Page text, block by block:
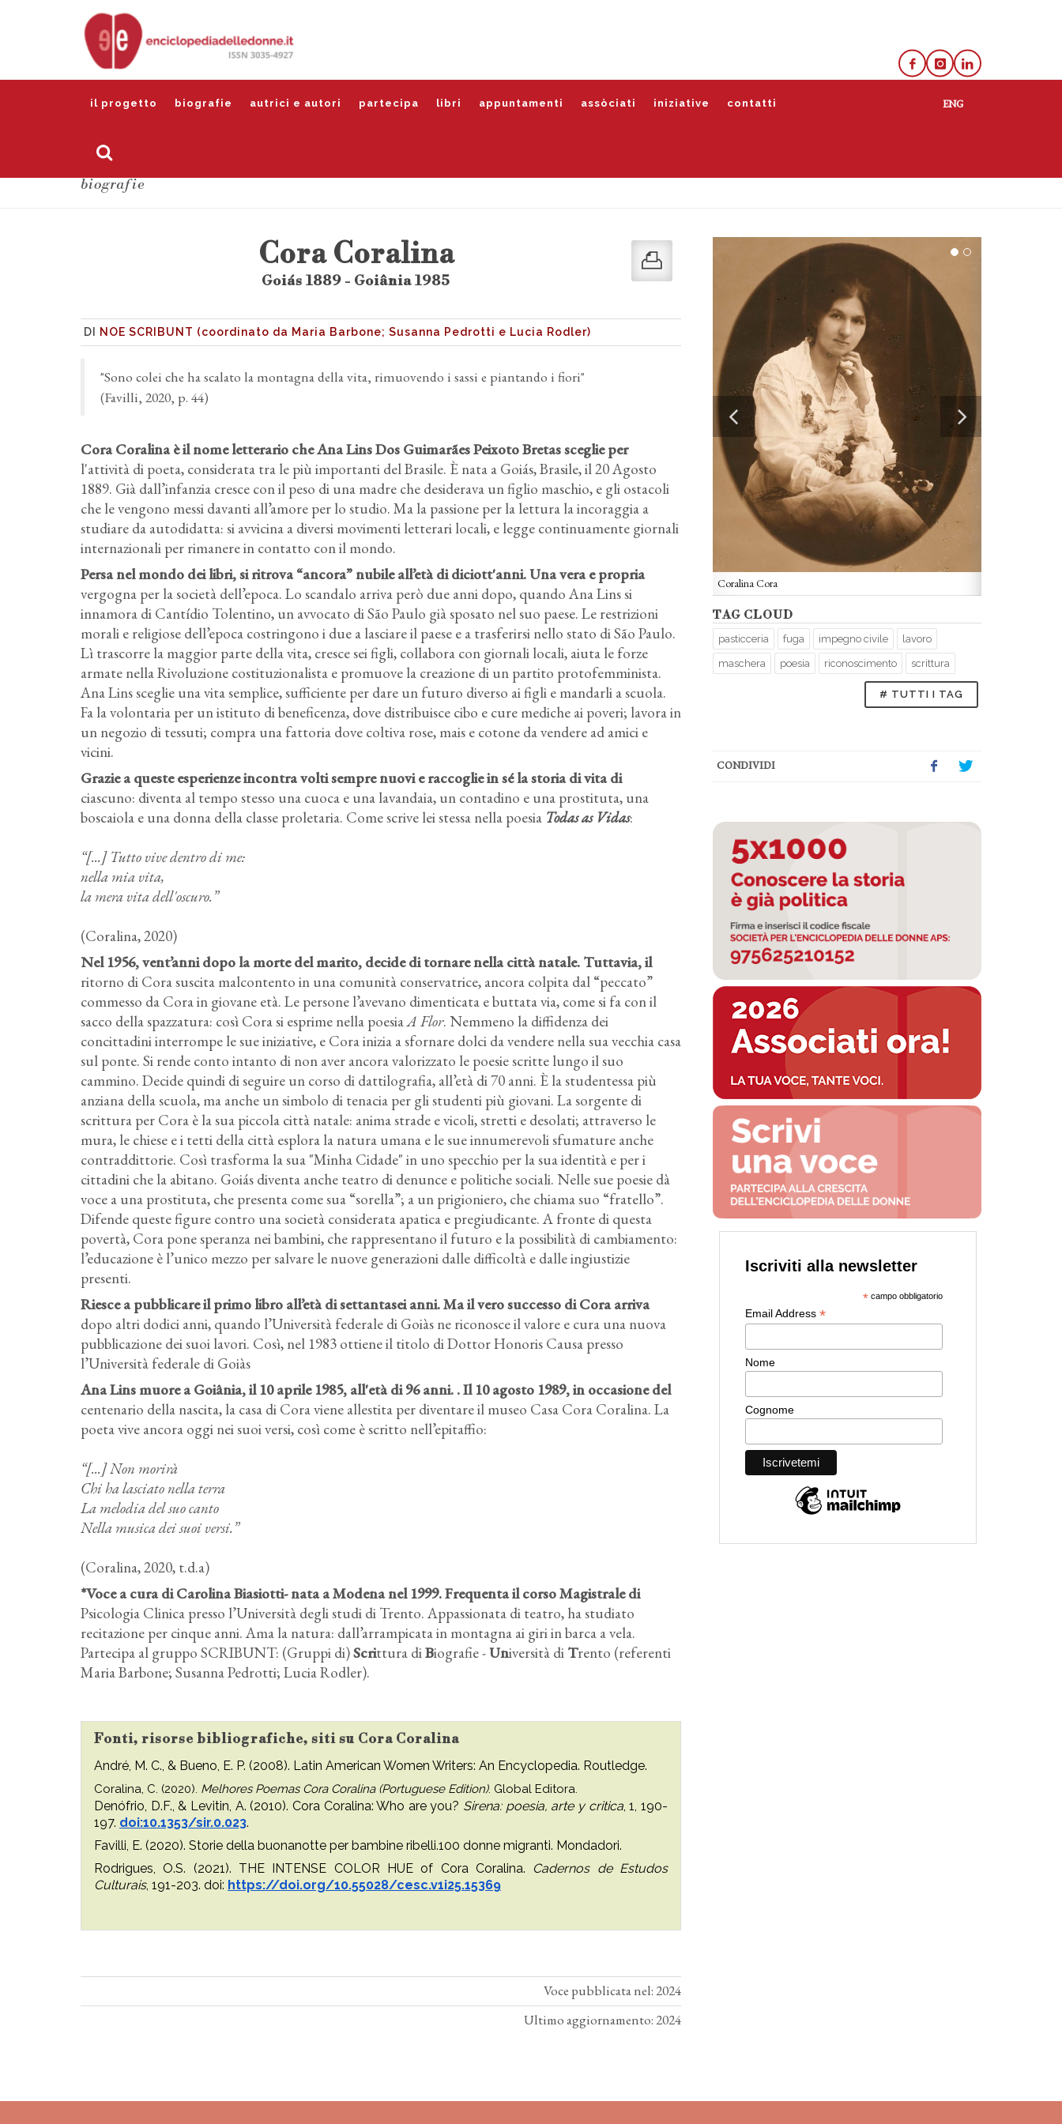
il progetto biografie autrici e autori partecipa libri appuntamenti assòciati iniziative contatti
biografie
Coralina Cora
Coralina Cora
TAG CLOUD
pasticceria fuga impegno civile lavoro
maschera poesia riconoscimento scrittura
# TUTTI I TAG
CONDIVIDI
Cora Coralina
Goiás 1889 - Goiânia 1985
DI NOE SCRIBUNT (coordinato da Maria Barbone; Susanna Pedrotti e Lucia Rodler)
"Sono colei che ha scalato la montagna della vita, rimuovendo i sassi e piantando i fiori"
(Favilli, 2020, p. 44)
Cora Coralina è il nome letterario che Ana Lins Dos Guimarães Peixoto Bretas sceglie per
l'attività di poeta, considerata tra le più importanti del Brasile. È nata a Goiás, Brasile, il 20 Agosto
1889. Già dall’infanzia cresce con il peso di una madre che desiderava un figlio maschio, e gli ostacoli
che le vengono messi davanti all’amore per lo studio. Ma la passione per la lettura la incoraggia a
studiare da autodidatta: si avvicina a diversi movimenti letterari locali, e legge continuamente giornali
internazionali per rimanere in contatto con il mondo.
Persa nel mondo dei libri, si ritrova “ancora” nubile all’età di diciott'anni. Una vera e propria
vergogna per la società dell’epoca. Lo scandalo arriva però due anni dopo, quando Ana Lins si
innamora di Cantídio Tolentino, un avvocato di São Paulo già sposato nel suo paese. Le restrizioni
morali e religiose dell’epoca costringono i due a lasciare il paese e a trasferirsi nello stato di São Paulo.
Lì trascorre la maggior parte della vita, cresce sei figli, collabora con giornali locali, aiuta le forze
armate nella Rivoluzione costituzionalista e promuove la creazione di un partito protofemminista.
Ana Lins sceglie una vita semplice, sufficiente per dare un futuro diverso ai figli e mandarli a scuola.
Fa la volontaria per un istituto di beneficenza, dove distribuisce cibo e cure mediche ai poveri; lavora in
un negozio di tessuti; compra una fattoria dove coltiva rose, mais e cotone da vendere ad amici e
vicini.
Grazie a queste esperienze incontra volti sempre nuovi e raccoglie in sé la storia di vita di
ciascuno: diventa al tempo stesso una cuoca e una lavandaia, un contadino e una prostituta, una
boscaiola e una donna della classe proletaria. Come scrive lei stessa nella poesia Todas as Vidas:
“[...] Tutto vive dentro di me:
nella mia vita,
la mera vita dell'oscuro.”
(Coralina, 2020)
Nel 1956, vent’anni dopo la morte del marito, decide di tornare nella città natale. Tuttavia, il
ritorno di Cora suscita malcontento in una comunità conservatrice, ancora colpita dal “peccato”
commesso da Cora in giovane età. Le persone l’avevano dimenticata e buttata via, come si fa con il
sacco della spazzatura: così Cora si esprime nella poesiaA Flor. Nemmeno la diffidenza dei
concittadini interrompe le sue iniziative, e Cora inizia a sfornare dolci da vendere nella sua vecchia casa
sul ponte. Si rende conto intanto di non aver ancora valorizzato le poesie scritte lungo il suo
cammino. Decide quindi di seguire un corso di dattilografia, all’età di 70 anni. È la studentessa più
anziana della scuola, ma anche un simbolo di tenacia per gli studenti più giovani. La sorgente di
scrittura per Cora è la sua piccola città natale: anima strade e vicoli, stretti e desolati; attraverso le
mura, le chiese e i tetti della città esplora la natura umana e le sue innumerevoli sfumature anche
contraddittorie. Così trasforma la sua "Minha Cidade" in uno specchio per la sua identità e per i
cittadini che la abitano. Goiás diventa anche teatro di denunce e politiche sociali. Nelle sue poesie dà
voce a una prostituta, che presenta come sua “sorella”; a un prigioniero, che chiama suo “fratello”.
Difende queste figure contro una società considerata apatica e pregiudicante. A fronte di questa
povertà, Cora pone speranza nei bambini, che rappresentano il futuro e la possibilità di cambiamento:
l’educazione è l’unico mezzo per salvare le nuove generazioni dalle difficoltà e dalle ingiustizie
presenti.
Riesce a pubblicare il primo libro all’età di settantasei anni. Ma il vero successo di Cora arriva
dopo altri dodici anni, quando l’Università federale di Goiàs ne riconosce il valore e cura una nuova
pubblicazione dei suoi lavori. Così, nel 1983 ottiene il titolo di Dottor Honoris Causa presso
l’Università federale di Goiàs
Ana Lins muore a Goiânia, il 10 aprile 1985, all'età di 96 anni. . Il 10 agosto 1989, in occasione del
centenario della nascita, la casa di Cora viene allestita per diventare il museo Casa Cora Coralina. La
poeta vive ancora oggi nei suoi versi, così come è scritto nell’epitaffio:
“[...] Non morirà
Chi ha lasciato nella terra
La melodia del suo canto
Nella musica dei suoi versi.”
(Coralina, 2020, t.d.a)
*Voce a cura di Carolina Biasiotti- nata a Modena nel 1999. Frequenta il corso Magistrale di
Psicologia Clinica presso l’Università degli studi di Trento. Appassionata di teatro, ha studiato
recitazione per cinque anni. Ama la natura: dall’arrampicata in montagna ai giri in barca a vela.
Partecipa al gruppo SCRIBUNT: (Gruppi di)Scrittura diBiografie -Università di Trento (referenti
Maria Barbone; Susanna Pedrotti; Lucia Rodler).
Fonti, risorse bibliografiche, siti su Cora Coralina
André, M. C., & Bueno, E. P. (2008). Latin American Women Writers: An Encyclopedia. Routledge.
Coralina, C. (2020). Melhores Poemas Cora Coralina (Portuguese Edition). Global Editora.
Denófrio, D.F., & Levitin, A. (2010). Cora Coralina: Who are you? Sirena: poesia, arte y critica, 1, 190-
197. doi:10.1353/sir.0.023.
Favilli, E. (2020). Storie della buonanotte per bambine ribelli.100 donne migranti. Mondadori.
Rodrigues, O.S. (2021). THE INTENSE COLOR HUE of Cora Coralina. Cadernos de Estudos
Culturais, 191-203. doi: https://doi.org/10.55028/cesc.v1i25.15369
Voce pubblicata nel: 2024
Ultimo aggiornamento: 2024